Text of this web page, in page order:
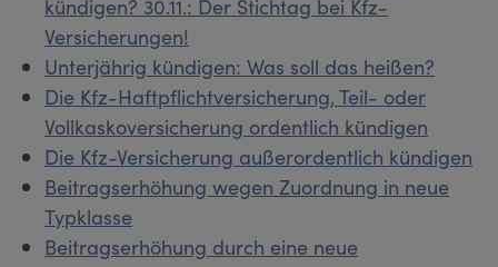
kündigen? 30.11.: Der Stichtag bei Kfz-
Versicherungen!
Unterjährig kündigen: Was soll das heißen?
Die Kfz-Haftpflichtversicherung, Teil- oder
Vollkaskoversicherung ordentlich kündigen
Die Kfz-Versicherung außerordentlich kündigen
Beitragserhöhung wegen Zuordnung in neue
Typklasse
Beitragserhöhung durch eine neue